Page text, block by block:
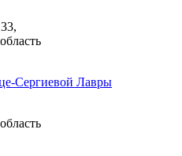
Сергиевой Лавры